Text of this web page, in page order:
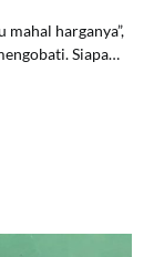
harganya”,
Siapa…